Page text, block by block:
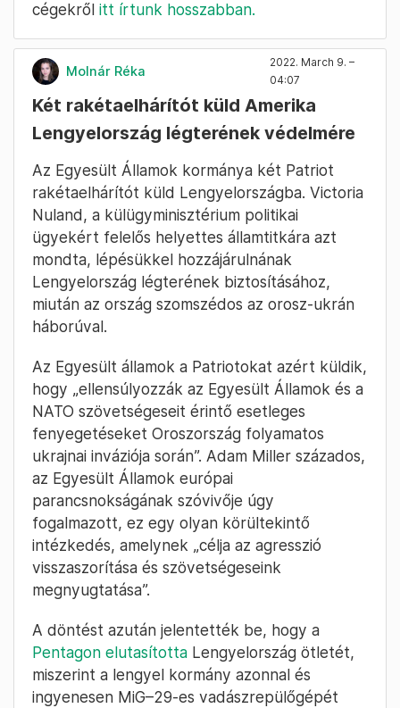
cégekről itt írtunk hosszabban.
Molnár Réka
2022. March 9. –
04:07
Két rakétaelhárítót küld Amerika
Lengyelország légterének védelmére
Az Egyesült Államok kormánya két Patriot
rakétaelhárítót küld Lengyelországba. Victoria
Nuland, a külügyminisztérium politikai
ügyekért felelős helyettes államtitkára azt
mondta, lépésükkel hozzájárulnának
Lengyelország légterének biztosításához,
miután az ország szomszédos az orosz-ukrán
háborúval.
Az Egyesült államok a Patriotokat azért küldik,
hogy „ellensúlyozzák az Egyesült Államok és a
NATO szövetségeseit érintő esetleges
fenyegetéseket Oroszország folyamatos
ukrajnai inváziója során”. Adam Miller százados,
az Egyesült Államok európai
parancsnokságának szóvivője úgy
fogalmazott, ez egy olyan körültekintő
intézkedés, amelynek „célja az agresszió
visszaszorítása és szövetségeseink
megnyugtatása”.
A döntést azután jelentették be, hogy a
Pentagon elutasította Lengyelország ötletét,
miszerint a lengyel kormány azonnal és
ingyenesen MiG–29-es vadászrepülőgépét